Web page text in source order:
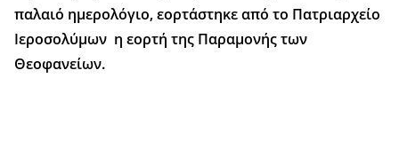
παλαιό ημερολόγιο, εορτάστηκε από το Πατριαρχείο
Ιεροσολύμων η εορτή της Παραμονής των
Θεοφανείων.